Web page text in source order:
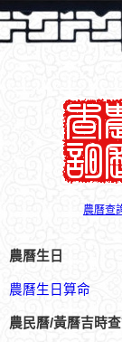
農曆查
農曆生日
農曆生日算命
農民曆/黃曆吉時